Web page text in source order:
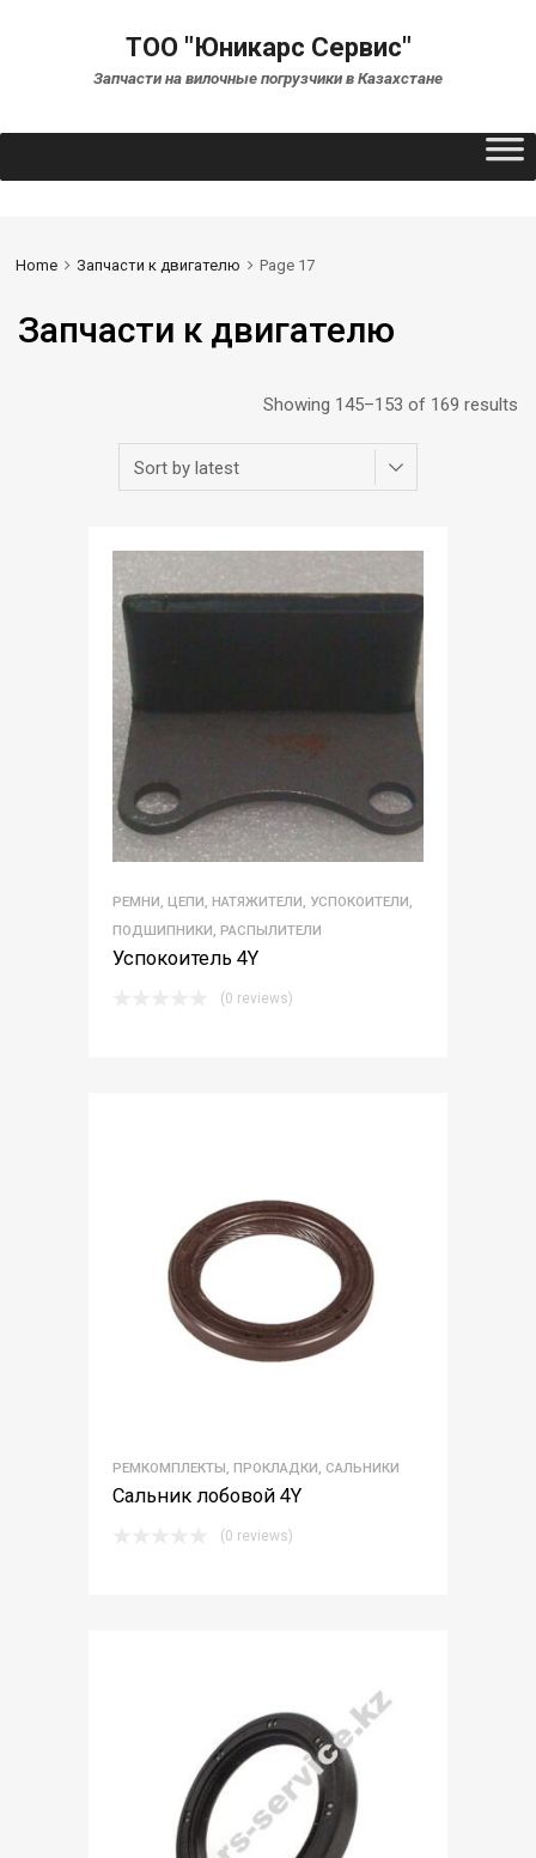
ТОО "Юникарс Сервис"
Запчасти на вилочные погрузчики в Казахстане
Home Запчасти к двигателю Page 17
Запчасти к двигателю
Showing 145–153 of 169 results
РЕМНИ, ЦЕПИ, НАТЯЖИТЕЛИ, УСПОКОИТЕЛИ,
ПОДШИПНИКИ, РАСПЫЛИТЕЛИ
Успокоитель 4Y
(0 reviews)
РЕМКОМПЛЕКТЫ, ПРОКЛАДКИ, САЛЬНИКИ
Сальник лобовой 4Y
(0 reviews)